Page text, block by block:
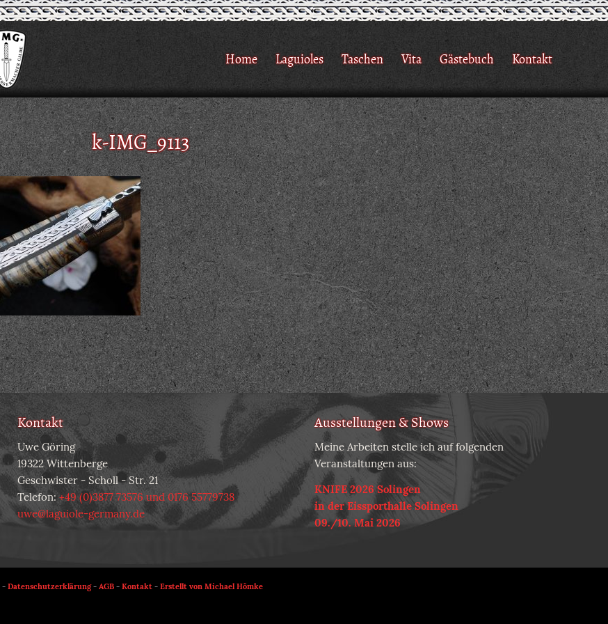
Home Laguioles Taschen Vita Gästebuch Kontakt
k-IMG_9113
Kontakt
Uwe Göring
19322 Wittenberge
Geschwister - Scholl - Str. 21
Telefon:+49 (0)3877 73576 und 0176 55779738
uwe@laguiole-germany.de
Ausstellungen & Shows
Meine Arbeiten stelle ich auf folgenden
Veranstaltungen aus:
KNIFE 2026 Solingen
in der Eissporthalle Solingen
09./10. Mai 2026
- Datenschutzerklärung- AGB - Kontakt - Erstellt von Michael Hömke